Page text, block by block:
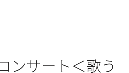
ンサート＜歌う